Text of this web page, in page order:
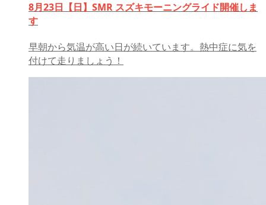
8月23日【日】SMR スズキモーニングライド開催しま
す
早朝から気温が高い日が続いています。熱中症に気を
付けて走りましょう！